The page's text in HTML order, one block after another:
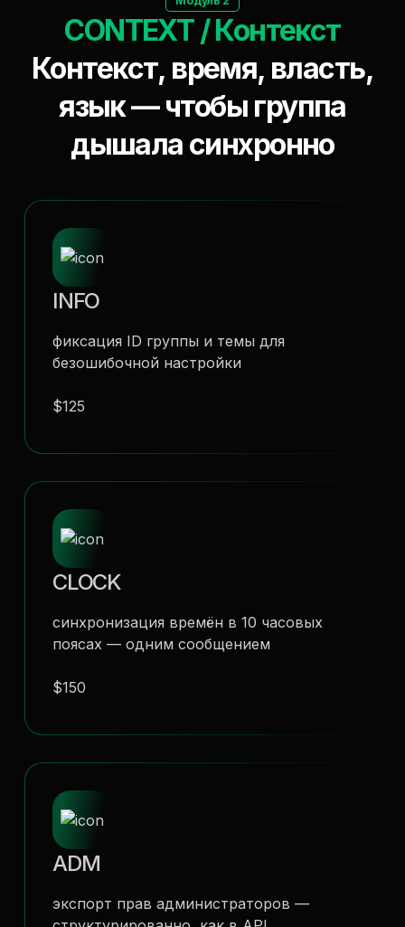
CONTEXT / Контекст
Контекст, время, власть,
язык — чтобы группа
дышала синхронно
INFO
фиксация ID группы и темы для
безошибочной настройки
$125
CLOCK
синхронизация времён в 10 часовых
поясах — одним сообщением
$150
ADM
экспорт прав администраторов —